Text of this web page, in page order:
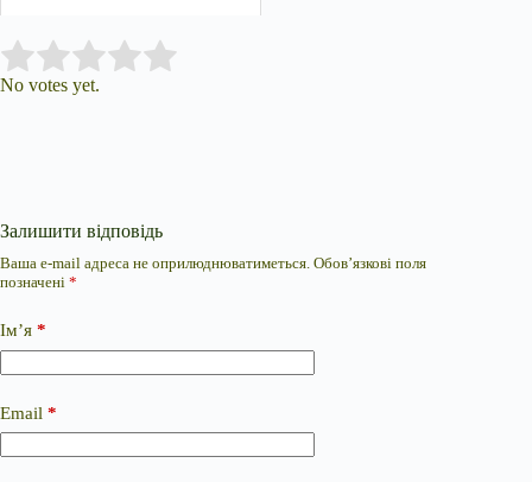
Rate this item:
No votes yet.
Залишити відповідь
Ваша e-mail адреса не оприлюднюватиметься. Обов’язкові поля
позначені *
Ім’я *
Email *